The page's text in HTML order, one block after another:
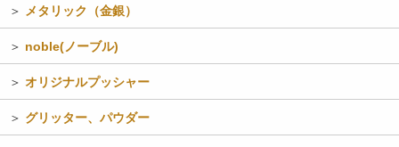
＞ メタリック（金銀）
＞ noble(ノーブル)
＞ オリジナルプッシャー
＞ グリッター、パウダー